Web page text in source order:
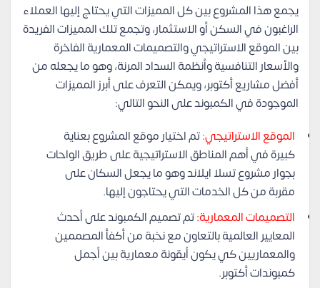
يجمع هذا المشروع بين كل المميزات التي يحتاج إليها العملاء
الراغبون في السكن أو الاستثمار، وتجمع تلك المميزات الفريدة
بين الموقع الاستراتيجي والتصميمات المعمارية الفاخرة
والأسعار التنافسية وأنظمة السداد المرنة، وهو ما يجعله من
أفضل مشاريع أكتوبر، ويمكن التعرف على أبرز المميزات
الموجودة في الكمبوند على النحو التالي:
الموقع الاستراتيجي:تم اختيار موقع المشروع بعناية
كبيرة في أهم المناطق الاستراتيجية على طريق الواحات
بجوار مشروع تسلا ايلاند وهو ما يجعل السكان على
مقربة من كل الخدمات التي يحتاجون إليها.
التصميمات المعمارية:تم تصميم الكمبوند على أحدث
المعايير العالمية بالتعاون مع نخبة من أكفأ المصممين
والمعماريين كي يكون أيقونة معمارية بين أجمل
كمبوندات أكتوبر.